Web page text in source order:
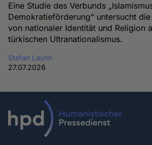
Eine Studie des Verbunds
Demokratieförderung“ untersucht
von nationaler Identität und Religion
türkischen Ultranationalismus.
Stefan Laurin
27.07.2026